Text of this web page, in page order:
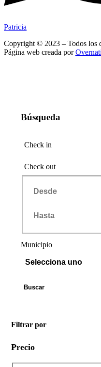
Patricia
Copyright © 2023 – Todos los
Página web creada por
Búsqueda
Check in
Check out
Municipio
Buscar
Filtrar por
Precio